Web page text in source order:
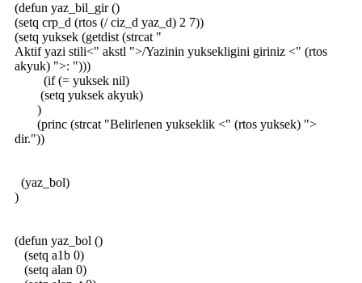
(defun yaz_bil_gir ()
(setq crp_d (rtos (/ ciz_d yaz_d) 2 7))
(setq yuksek (getdist (strcat "
Aktif yazi stili<" akstl ">/Yazinin yuksekligini giriniz <" (rtos
akyuk) ">: ")))
(if (= yuksek nil)
(setq yuksek akyuk)
)
(princ (strcat "Belirlenen yukseklik <" (rtos yuksek) ">
dir."))
(yaz_bol)
)
(defun yaz_bol ()
(setq a1b 0)
(setq alan 0)